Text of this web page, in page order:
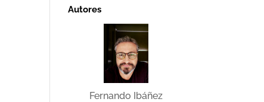
Autores
Fernando Ibáñez